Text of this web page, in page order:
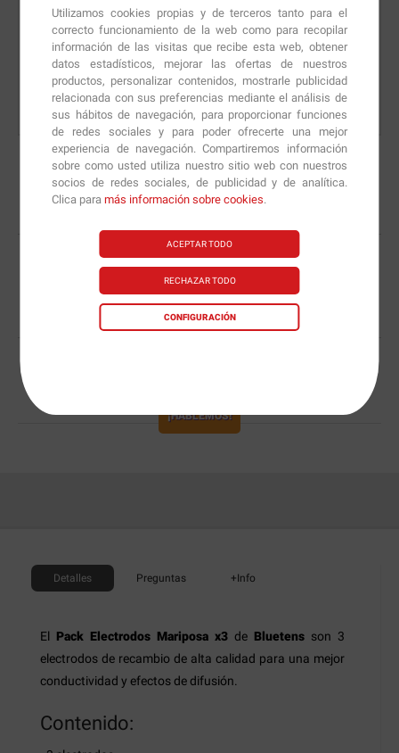
Utilizamos cookies propias y de terceros tanto para el
correcto funcionamiento de la web como para recopilar
información de las visitas que recibe esta web, obtener
datos estadísticos, mejorar las ofertas de nuestros
productos, personalizar contenidos, mostrarle publicidad
relacionada con sus preferencias mediante el análisis de
sus hábitos de navegación, para proporcionar funciones
de redes sociales y para poder ofrecerte una mejor
experiencia de navegación. Compartiremos información
sobre como usted utiliza nuestro sitio web con nuestros
socios de redes sociales, de publicidad y de analítica.
Clica paramás información sobre cookies.
ACEPTAR TODO
RECHAZAR TODO
CONFIGURACIÓN
Caducidad:13-11-2050(lote:01)
Comprar
PAGO 100% SEGURO
en todas tus compras realizadas
ENVÍO GRATIS EN 24 HORAS
a España, Portugal, Baleares y Andorra
* Consultar condiciones de envíoaquí
¡HABLEMOS!
Detalles Preguntas +Info
El Pack Electrodos Mariposa x3 de Bluetens son 3
electrodos de recambio de alta calidad para una mejor
conductividad y efectos de difusión.
Contenido: